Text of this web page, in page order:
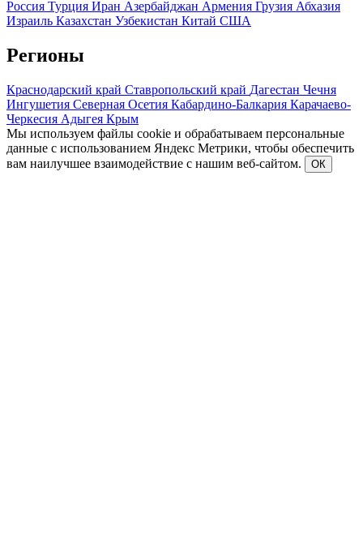
Россия Турция Иран Азербайджан Армения Грузия Абхазия
Израиль Казахстан Узбекистан Китай США
Регионы
Краснодарский край Ставропольский край Дагестан Чечня
Ингушетия Северная Осетия Кабардино-Балкария Карачаево-
Черкесия Адыгея Крым
Мы используем файлы cookie и обрабатываем персональные
данные с использованием Яндекс Метрики, чтобы обеспечить
вам наилучшее взаимодействие с нашим веб-сайтом.
ОК